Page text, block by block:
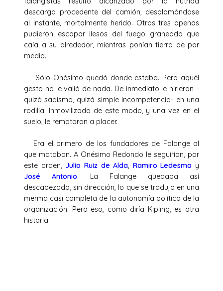
descarga procedente del camión, desplomándose
al instante, mortalmente herido. Otros tres apenas
pudieron escapar ilesos del fuego graneado que
caía a su alrededor, mientras ponían tierra de por
medio.
Sólo Onésimo quedó donde estaba. Pero aquél
gesto no le valió de nada. De inmediato le hirieron -
quizá sadismo, quizá simple incompetencia- en una
rodilla. Inmovilizado de este modo, y una vez en el
suelo, le remataron a placer.
Era el primero de los fundadores de Falange al
que mataban. A Onésimo Redondo le seguirían, por
este orden, Julio Ruiz de Alda, Ramiro Ledesma y
José Antonio. La Falange quedaba así
descabezada, sin dirección, lo que se tradujo en una
merma casi completa de la autonomía política de la
organización. Pero eso, como diría Kipling, es otra
historia.